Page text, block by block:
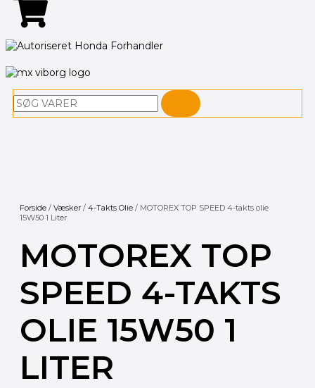
Søg
Forside / Væsker / 4-Takts Olie / MOTOREX TOP SPEED 4-takts olie
15W50 1 Liter
MOTOREX TOP
SPEED 4-TAKTS
OLIE 15W50 1
LITER